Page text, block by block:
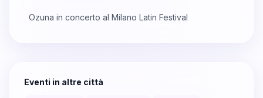
Ozuna in concerto al Milano Latin Festival
Eventi in altre città